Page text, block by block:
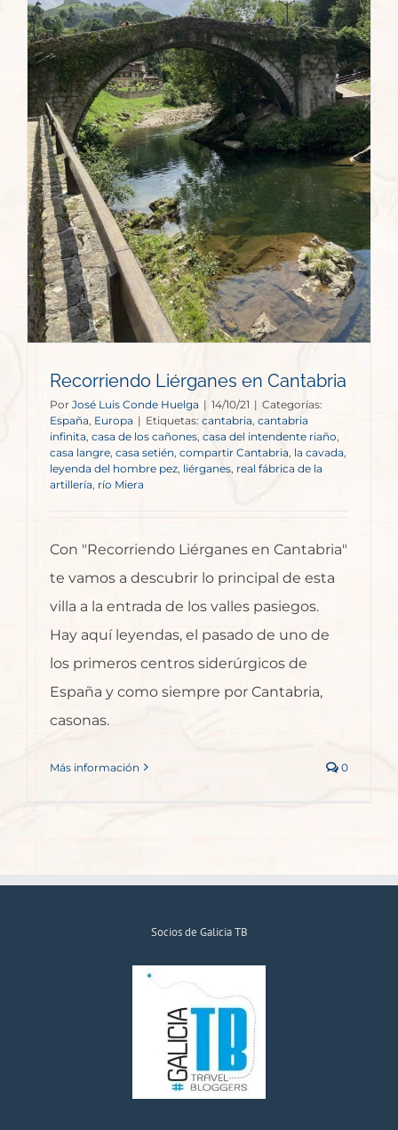
Recorriendo Liérganes en Cantabria
Por José Luis Conde Huelga | 14/10/21 | Categorías:
España, Europa | Etiquetas: cantabria, cantabria
infinita casa de los cañones casa del intendente riaño,
casa langre casa setién compartir Cantabria la cavada,
leyenda del hombre pez, liérganes real fábrica de la
artillería río Miera
Con "Recorriendo Liérganes en Cantabria"
te vamos a descubrir lo principal de esta
villa a la entrada de los valles pasiegos.
Hay aquí leyendas, el pasado de uno de
los primeros centros siderúrgicos de
España y como siempre por Cantabria,
casonas.
Más información 0
Socios de Galicia TB